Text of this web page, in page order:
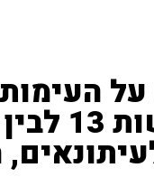
קינן ('חדשות 13')
'מהדורת